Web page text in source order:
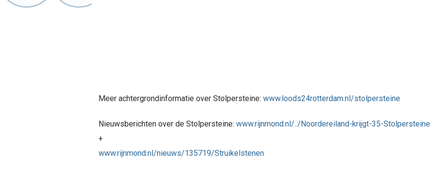
Meer achtergrondinformatie over Stolpersteine: www.loods24rotterdam.nl/stolpersteine
Nieuwsberichten over de Stolpersteine: www.rijnmond.nl/../Noordereiland-krijgt-35-Stolpersteine
+
www.rijnmond.nl/nieuws/135719/Struikelstenen